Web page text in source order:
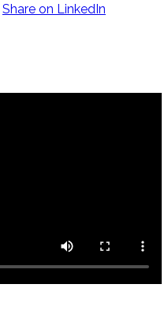
Share on LinkedIn